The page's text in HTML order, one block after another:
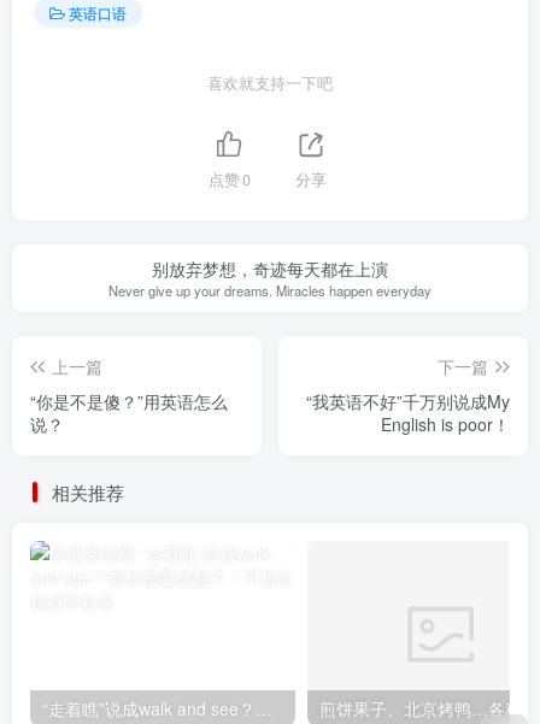
英语口语
喜欢就支持一下吧
点赞0 分享
别放弃梦想，奇迹每天都在上演
Never give up your dreams. Miracles happen everyday
上一篇
“你是不是傻？”用英语怎么
说？
下一篇
“我英语不好”千万别说成My
English is poor！
相关推荐